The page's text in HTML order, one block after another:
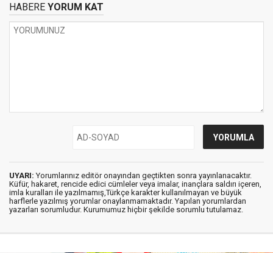
HABERE YORUM KAT
UYARI: Yorumlarınız editör onayından geçtikten sonra yayınlanacaktır.
Küfür, hakaret, rencide edici cümleler veya imalar, inançlara saldırı içeren,
imla kuralları ile yazılmamış,Türkçe karakter kullanılmayan ve büyük
harflerle yazılmış yorumlar onaylanmamaktadır. Yapılan yorumlardan
yazarları sorumludur. Kurumumuz hiçbir şekilde sorumlu tutulamaz.